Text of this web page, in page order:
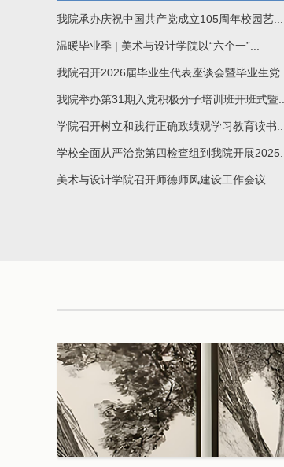
我院承办庆祝中国共产党成立105周年校园艺...
温暖毕业季 | 美术与设计学院以“六个一”...
我院召开2026届毕业生代表座谈会暨毕业生党...
我院举办第31期入党积极分子培训班开班式暨...
学院召开树立和践行正确政绩观学习教育读书...
学校全面从严治党第四检查组到我院开展2025...
美术与设计学院召开师德师风建设工作会议